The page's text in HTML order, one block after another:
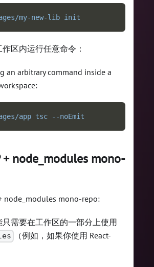
my-new-lib init
区内运行任意命令：
an arbitrary command inside a
app tsc --noEmit
+ node_modules mono-
node_modules mono-repo:
需要在工作区的一部分上使用
（例如，如果你使用 React-